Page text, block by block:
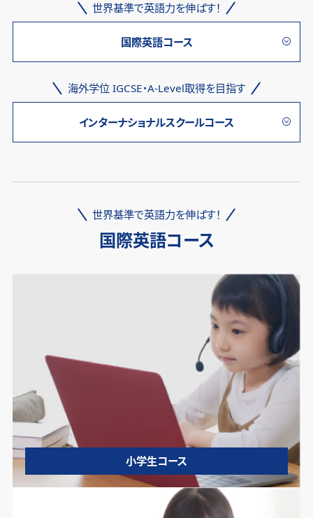
世界基準で英語力を伸ばす！
国際英語コース
海外学位 IGCSE・A-Level取得を目指す
インターナショナルスクールコース
世界基準で英語力を伸ばす！
国際英語コース
小学生コース